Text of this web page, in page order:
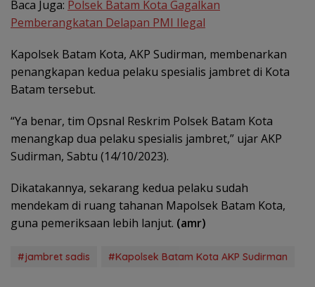
Baca Juga: Polsek Batam Kota Gagalkan
Pemberangkatan Delapan PMI Ilegal
Kapolsek Batam Kota, AKP Sudirman, membenarkan
penangkapan kedua pelaku spesialis jambret di Kota
Batam tersebut.
“Ya benar, tim Opsnal Reskrim Polsek Batam Kota
menangkap dua pelaku spesialis jambret,” ujar AKP
Sudirman, Sabtu (14/10/2023).
Dikatakannya, sekarang kedua pelaku sudah
mendekam di ruang tahanan Mapolsek Batam Kota,
guna pemeriksaan lebih lanjut. (amr)
#jambret sadis #Kapolsek Batam Kota AKP Sudirman